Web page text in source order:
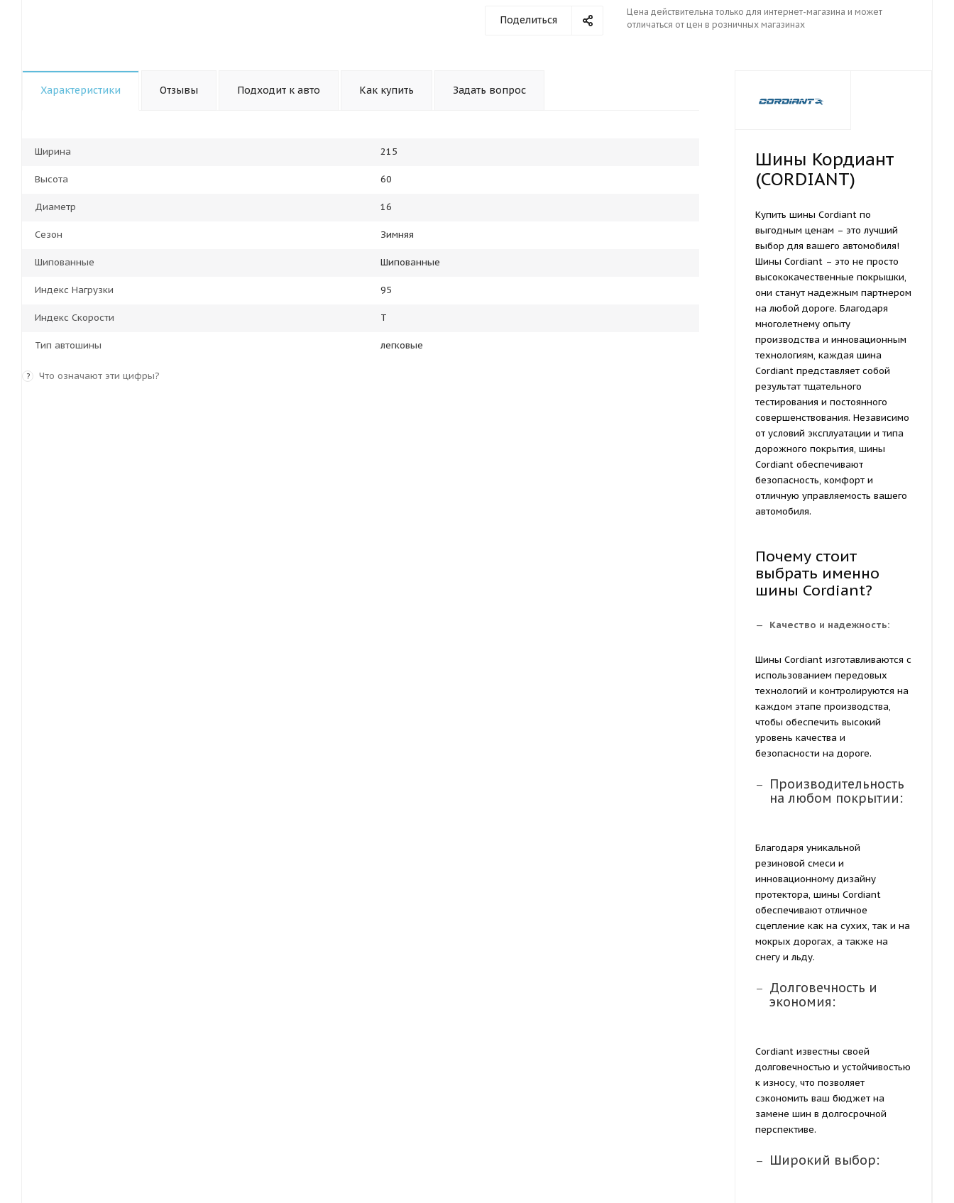
Поделиться
Цена действительна только для интернет-магазина и может
отличаться от цен в розничных магазинах
Характеристики Отзывы Подходит к авто Как купить Задать вопрос
Ширина 215
Высота 60
Диаметр 16
Сезон Зимняя
Шипованные Шипованные
Индекс Нагрузки 95
Индекс Скорости T
Тип автошины легковые
? Что означают эти цифры?
Шины Кордиант
(CORDIANT)
Купить шины Cordiant по
выгодным ценам – это лучший
выбор для вашего автомобиля!
Шины Cordiant – это не просто
высококачественные покрышки,
они станут надежным партнером
на любой дороге. Благодаря
многолетнему опыту
производства и инновационным
технологиям, каждая шина
Cordiant представляет собой
результат тщательного
тестирования и постоянного
совершенствования. Независимо
от условий эксплуатации и типа
дорожного покрытия, шины
Cordiant обеспечивают
безопасность, комфорт и
отличную управляемость вашего
автомобиля.
Почему стоит
выбрать именно
шины Cordiant?
Качество и надежность:
Шины Cordiant изготавливаются с
использованием передовых
технологий и контролируются на
каждом этапе производства,
чтобы обеспечить высокий
уровень качества и
безопасности на дороге.
Производительность
на любом покрытии:
Благодаря уникальной
резиновой смеси и
инновационному дизайну
протектора, шины Cordiant
обеспечивают отличное
сцепление как на сухих, так и на
мокрых дорогах, а также на
снегу и льду.
Долговечность и
экономия:
Cordiant известны своей
долговечностью и устойчивостью
к износу, что позволяет
сэкономить ваш бюджет на
замене шин в долгосрочной
перспективе.
Широкий выбор: